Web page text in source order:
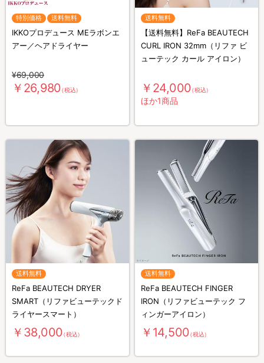
特別価格 送料無料
IKKOプロデュース MEラボンエ
アー／ヘアドライヤー
¥69,000
￥26,980（税込）
送料無料
【送料無料】ReFa BEAUTECH
CURL IRON 32mm（リファ ビ
ューテック カール アイロン）
￥24,000（税込）
ほか1商品
送料無料
ReFa BEAUTECH DRYER
SMART（リファビューテックド
ライヤースマート）
￥38,000（税込）
送料無料
ReFa BEAUTECH FINGER
IRON（リファビューテック フ
ィンガーアイロン）
￥14,500（税込）